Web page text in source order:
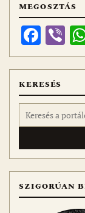
MEGOSZTÁS
KERESÉS
Keresés:
SZIGORÚAN